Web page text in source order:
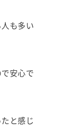
も多い
安心で
と感じ